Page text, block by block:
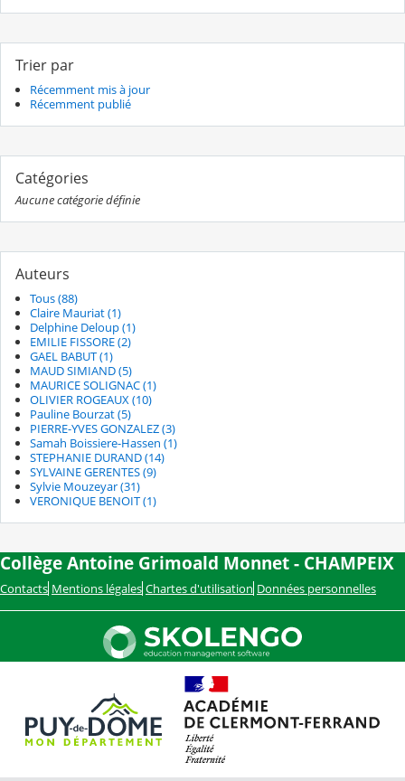
Trier par
Récemment mis à jour
Récemment publié
Catégories
Aucune catégorie définie
Auteurs
Tous (88)
Claire Mauriat (1)
Delphine Deloup (1)
EMILIE FISSORE (2)
GAEL BABUT (1)
MAUD SIMIAND (5)
MAURICE SOLIGNAC (1)
OLIVIER ROGEAUX (10)
Pauline Bourzat (5)
PIERRE-YVES GONZALEZ (3)
Samah Boissiere-Hassen (1)
STEPHANIE DURAND (14)
SYLVAINE GERENTES (9)
Sylvie Mouzeyar (31)
VERONIQUE BENOIT (1)
Collège Antoine Grimoald Monnet - CHAMPEIX
Contacts Mentions légales Chartes d'utilisation Données personnelles